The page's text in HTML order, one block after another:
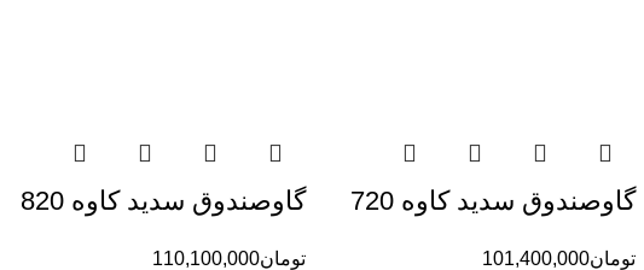
گاوصندوق سدید کاوه 720
تومان101,400,000
گاوصندوق سدید کاوه 820
تومان110,100,000